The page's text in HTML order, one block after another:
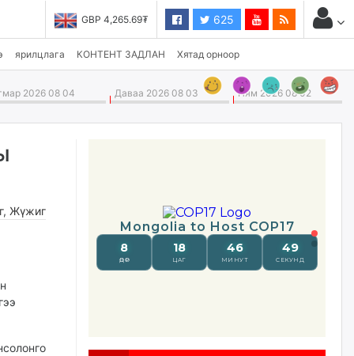
USD 3,496.90₮
GBP 4,265.69₮ 625
ярилцлага КОНТЕНТ ЗАДЛАН Хятад орноор
2026 08 04 Даваа 2026 08 03 Ням 2026 08 02
, Жүжиг